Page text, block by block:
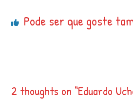
Pode ser que goste
2 thoughts on “Eduardo